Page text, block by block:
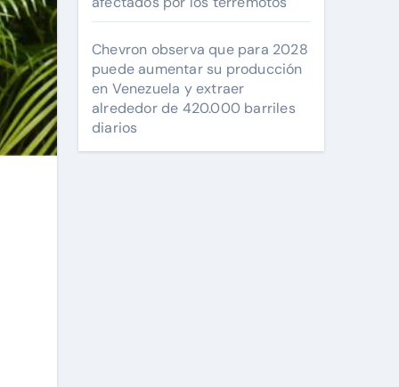
Chevron observa que para 2028
puede aumentar su producción
en Venezuela y extraer
alrededor de 420.000 barriles
diarios